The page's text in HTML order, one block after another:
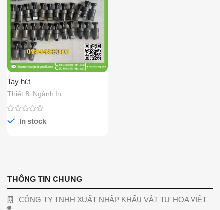
Tay hút
Thiết Bị Ngành In
In stock
THÔNG TIN CHUNG
CÔNG TY TNHH XUẤT NHẬP KHẨU VẬT TƯ HOA VIỆT